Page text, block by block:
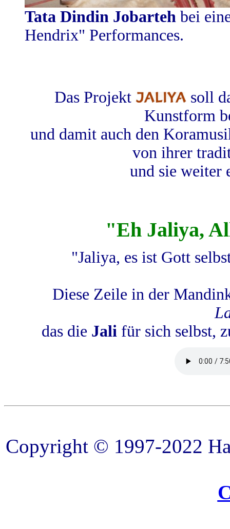
Tata Dindin Jobarteh bei
Hendrix" Performances.
Das Projekt
soll
Kunstform
und damit auch den
von ihrer
und sie weiter
"Eh Jaliya,
"Jaliya, es ist Gott
Diese Zeile in der
das die Jali für sich selbst,
Copyright © 1997-2022